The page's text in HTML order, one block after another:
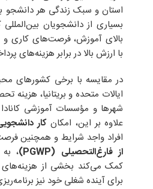
استان و سبک زندگی هر دانشجو
بسیاری از دانشجویان بین‌المللی
بالای آموزش، فرصت‌های کاری و
با ارزش بالا در برابر هزینه‌های
در مقایسه با برخی کشورهای
ایالات متحده و بریتانیا، هزینه
شهرها و مؤسسات آموزشی کانادا
علاوه بر این، امکان کار
افراد واجد شرایط و همچنین
از فارغ‌التحصیلی (PGWP)
،
کمک می‌کند بخشی از هزینه‌های
برای آینده شغلی خود نیز